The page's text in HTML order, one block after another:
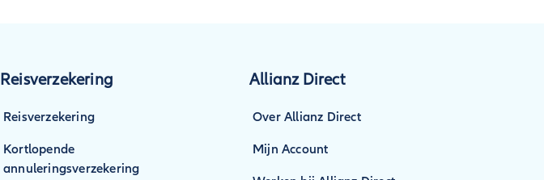
Reisverzekering
Reisverzekering
Kortlopende
annuleringsverzekering
Allianz Direct
Over Allianz Direct
Mijn Account